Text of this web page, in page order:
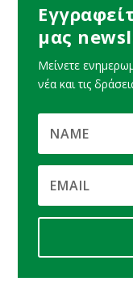
μας
Μείνετε
νέα και τις